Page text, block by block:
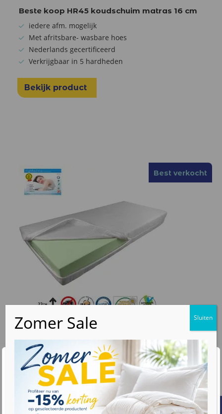
Wij waarderen uw privacy
We gebruiken cookies om uw browse-ervaring te
verbeteren, gepersonaliseerde advertenties of inhoud
weer te geven en ons verkeer te analyseren. Door op
Beste koop HR45 koudschuim matras 16 cm
iedere afm. mogelijk
Met afritsbare- wasbare hoes
Nederlands gecertificeerd
Verkrijgbaar in 5 hardheden
Bekijk product
Best verkocht
274
Beste koop HR45 koudschuim matras 22 cm
Iedere afm. mogelijk
Afrits - wasbare hoes
Nederlands gecertificeerd
Verkrijgbaar in 5 hardheden